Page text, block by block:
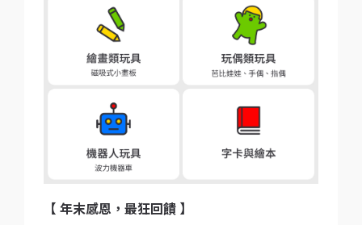
【 年末感恩，最狂回饋 】